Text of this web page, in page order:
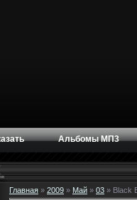
Альбомы МП3
Главная » 2009 » Май » 03 » Black